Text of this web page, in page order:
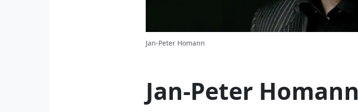
Jan-Peter Homann
Jan-Peter Homann